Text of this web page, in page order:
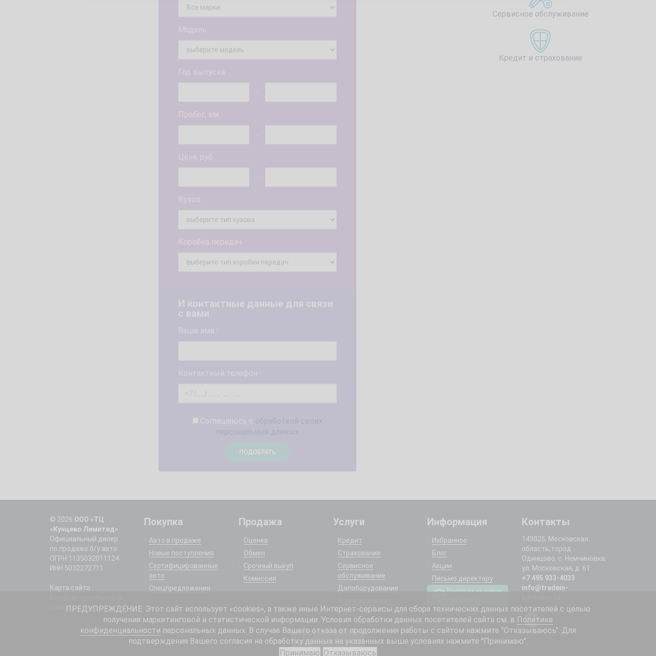
Сервисное обслуживание
Кредит и страхование
Модель
Год выпуска
...
Пробег, км.
...
Цена, руб.
...
Кузов
Коробка передач
И контактные данные для связи
с вами
Ваше имя
Контактный телефон
Соглашаюсь с обработкой своих
персональных данных
© 2026 ООО «ТЦ
«Кунцево Лимитед»
Официальный дилер
по продаже б/у авто
ОГРН 1135032011124
ИНН 5032272711
Карта сайта
Cookie
Покупка
Авто в продаже
Новые поступления
Сертифицированные
авто
Спецпредложения
Продажа
Оценка
Обмен
Срочный выкуп
Комиссия
Услуги
Кредит
Страхование
Сервисное
обслуживание
Допоборудование
клиентам
Информация
Избранное
Блог
Акции
Письмо директору
Подписка на новые
Контакты
143025, Московская
область, город
Одинцово, с. Немчиновка,
ул. Московская, д. 61
+7 495 933-4033
info@tradein-
ПРЕДУПРЕЖДЕНИЕ: Этот сайт использует «cookies», а также иные Интернет-сервисы для сбора технических данных посетителей с целью
получения маркетинговой и статистической информации. Условия обработки данных посетителей сайта см. в Политике
конфиденциальности персональных данных. В случае Вашего отказа от продолжения работы с сайтом нажмите "Отказываюсь". Для
подтверждения Вашего согласия на обработку данных на указанных выше условиях нажмите "Принимаю".
Принимаю Отказываюсь